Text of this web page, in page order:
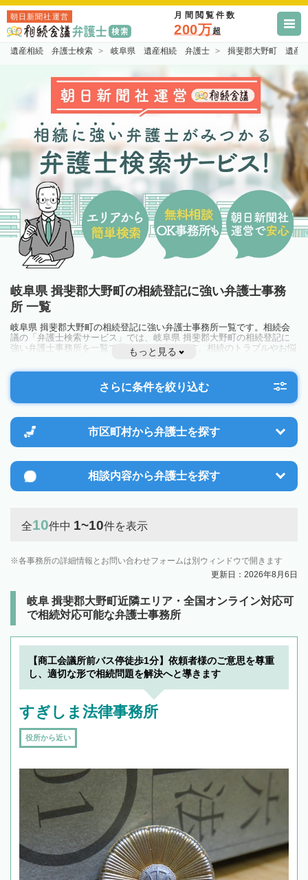
朝日新聞社運営 月間閲覧件数
200万超
遺産相続 弁護士検索 岐阜県 遺産相続 弁護士 揖斐郡大野町 遺産
岐阜県 揖斐郡大野町の相続登記に強い弁護士事務
所 一覧
岐阜県 揖斐郡大野町の相続登記に強い弁護士事務所一覧です。相続会
議の「弁護士検索サービス」では、岐阜県 揖斐郡大野町の相続登記に
強い弁護士事務所を一覧で見ることが出来ます。相続のトラブルやお悩
みを抱えている方は一度近隣の弁護士に相談してみましょう。
もっと見る
さらに条件を絞り込む
市区町村から弁護士を探す
相談内容から弁護士を探す
全10件中 1~10件を表示
各事務所の詳細情報とお問い合わせフォームは別ウィンドウで開きます
更新日：2026年8月6日
岐阜 揖斐郡大野町近隣エリア・全国オンライン対応可
で相続対応可能な弁護士事務所
【商工会議所前バス停徒歩1分】依頼者様のご意思を尊重
し、適切な形で相続問題を解決へと導きます
すぎしま法律事務所
役所から近い